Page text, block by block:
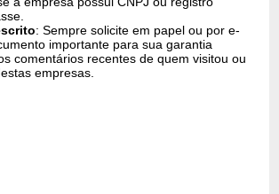
: Sempre solicite em papel ou por e-
importante para sua garantia
comentários recentes de quem visitou ou
empresas.